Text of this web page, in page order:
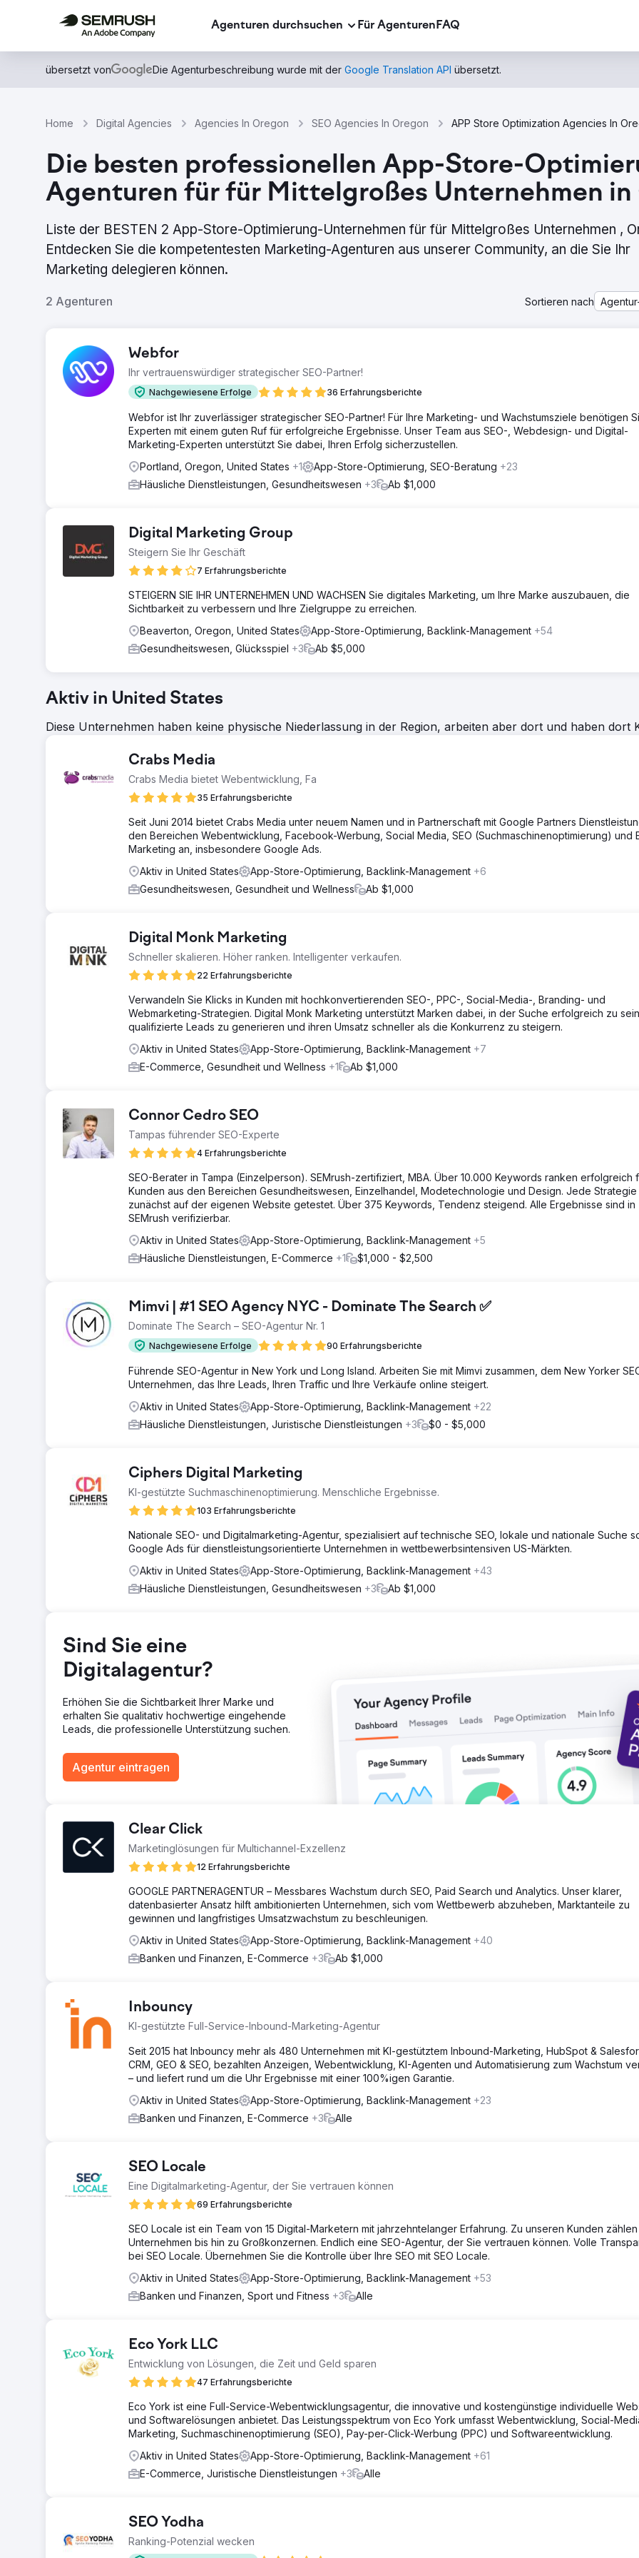
Agenturen durchsuchen Für Agenturen FAQ
übersetzt von Die Agenturbeschreibung wurde mit der Google Translation API übersetzt.
Home Digital Agencies Agencies In Oregon SEO Agencies In Oregon APP Store Optimization Agencies In
Die besten professionellen App-Store-
Agenturen für für Mittelgroßes Unternehmen in
Liste der BESTEN 2 App-Store-Optimierung-Unternehmen für für Mittelgroßes Unternehmen ,
Entdecken Sie die kompetentesten Marketing-Agenturen aus unserer Community, an die Sie Ihr
Marketing delegieren können.
2 Agenturen Sortieren nach
Webfor
Ihr vertrauenswürdiger strategischer SEO-Partner!
Nachgewiesene Erfolge 36 Erfahrungsberichte
Webfor ist Ihr zuverlässiger strategischer SEO-Partner! Für Ihre Marketing- und Wachstumsziele benötigen
Experten mit einem guten Ruf für erfolgreiche Ergebnisse. Unser Team aus SEO-, Webdesign- und Digital-
Marketing-Experten unterstützt Sie dabei, Ihren Erfolg sicherzustellen.
Portland, Oregon, United States +1 App-Store-Optimierung, SEO-Beratung +23
Häusliche Dienstleistungen, Gesundheitswesen +3 Ab $1,000
Digital Marketing Group
Steigern Sie Ihr Geschäft
7 Erfahrungsberichte
STEIGERN SIE IHR UNTERNEHMEN UND WACHSEN Sie digitales Marketing, um Ihre Marke auszubauen, die
Sichtbarkeit zu verbessern und Ihre Zielgruppe zu erreichen.
Beaverton, Oregon, United States
App-Store-Optimierung, Backlink-Management +54
Gesundheitswesen, Glücksspiel +3 Ab $5,000
Aktiv in United States
Diese Unternehmen haben keine physische Niederlassung in der Region, arbeiten aber dort und haben dort
Crabs Media
Crabs Media bietet Webentwicklung, Fa
35 Erfahrungsberichte
Seit Juni 2014 bietet Crabs Media unter neuem Namen und in Partnerschaft mit Google Partners
den Bereichen Webentwicklung, Facebook-Werbung, Social Media, SEO (Suchmaschinenoptimierung) und
Marketing an, insbesondere Google Ads.
Aktiv in United States
App-Store-Optimierung, Backlink-Management +6
Gesundheitswesen, Gesundheit und Wellness
Ab $1,000
Digital Monk Marketing
Schneller skalieren. Höher ranken. Intelligenter verkaufen.
22 Erfahrungsberichte
Verwandeln Sie Klicks in Kunden mit hochkonvertierenden SEO-, PPC-, Social-Media-, Branding- und
Webmarketing-Strategien. Digital Monk Marketing unterstützt Marken dabei, in der Suche erfolgreich zu
qualifizierte Leads zu generieren und ihren Umsatz schneller als die Konkurrenz zu steigern.
Aktiv in United States
App-Store-Optimierung, Backlink-Management +7
E-Commerce, Gesundheit und Wellness +1 Ab $1,000
Connor Cedro SEO
Tampas führender SEO-Experte
4 Erfahrungsberichte
SEO-Berater in Tampa (Einzelperson). SEMrush-zertifiziert, MBA. Über 10.000 Keywords ranken erfolgreich
Kunden aus den Bereichen Gesundheitswesen, Einzelhandel, Modetechnologie und Design. Jede
zunächst auf der eigenen Website getestet. Über 375 Keywords, Tendenz steigend. Alle Ergebnisse sind in
SEMrush verifizierbar.
Aktiv in United States
App-Store-Optimierung, Backlink-Management +5
Häusliche Dienstleistungen, E-Commerce +1 $1,000 - $2,500
Mimvi | #1 SEO Agency NYC - Dominate The Search ✅
Dominate The Search – SEO-Agentur Nr. 1
Nachgewiesene Erfolge 90 Erfahrungsberichte
Führende SEO-Agentur in New York und Long Island. Arbeiten Sie mit Mimvi zusammen, dem New Yorker
Unternehmen, das Ihre Leads, Ihren Traffic und Ihre Verkäufe online steigert.
Aktiv in United States
App-Store-Optimierung, Backlink-Management +22
Häusliche Dienstleistungen, Juristische Dienstleistungen +3 $0 - $5,000
Ciphers Digital Marketing
KI-gestützte Suchmaschinenoptimierung. Menschliche Ergebnisse.
103 Erfahrungsberichte
Nationale SEO- und Digitalmarketing-Agentur, spezialisiert auf technische SEO, lokale und nationale Suche
Google Ads für dienstleistungsorientierte Unternehmen in wettbewerbsintensiven US-Märkten.
Aktiv in United States
App-Store-Optimierung, Backlink-Management +43
Häusliche Dienstleistungen, Gesundheitswesen +3 Ab $1,000
Sind Sie eine
Digitalagentur?
Erhöhen Sie die Sichtbarkeit Ihrer Marke und
erhalten Sie qualitativ hochwertige eingehende
Leads, die professionelle Unterstützung suchen.
Agentur eintragen
Clear Click
Marketinglösungen für Multichannel-Exzellenz
12 Erfahrungsberichte
GOOGLE PARTNERAGENTUR – Messbares Wachstum durch SEO, Paid Search und Analytics. Unser klarer,
datenbasierter Ansatz hilft ambitionierten Unternehmen, sich vom Wettbewerb abzuheben, Marktanteile zu
gewinnen und langfristiges Umsatzwachstum zu beschleunigen.
Aktiv in United States
App-Store-Optimierung, Backlink-Management +40
Banken und Finanzen, E-Commerce +3 Ab $1,000
Inbouncy
KI-gestützte Full-Service-Inbound-Marketing-Agentur
Seit 2015 hat Inbouncy mehr als 480 Unternehmen mit KI-gestütztem Inbound-Marketing, HubSpot &
CRM, GEO & SEO, bezahlten Anzeigen, Webentwicklung, KI-Agenten und Automatisierung zum Wachstum
– und liefert rund um die Uhr Ergebnisse mit einer 100%igen Garantie.
Aktiv in United States
App-Store-Optimierung, Backlink-Management +23
Banken und Finanzen, E-Commerce +3 Alle
SEO Locale
Eine Digitalmarketing-Agentur, der Sie vertrauen können
69 Erfahrungsberichte
SEO Locale ist ein Team von 15 Digital-Marketern mit jahrzehntelanger Erfahrung. Zu unseren Kunden
Unternehmen bis hin zu Großkonzernen. Endlich eine SEO-Agentur, der Sie vertrauen können. Volle
bei SEO Locale. Übernehmen Sie die Kontrolle über Ihre SEO mit SEO Locale.
Aktiv in United States
App-Store-Optimierung, Backlink-Management +53
Banken und Finanzen, Sport und Fitness +3 Alle
Eco York LLC
Entwicklung von Lösungen, die Zeit und Geld sparen
47 Erfahrungsberichte
Eco York ist eine Full-Service-Webentwicklungsagentur, die innovative und kostengünstige individuelle
und Softwarelösungen anbietet. Das Leistungsspektrum von Eco York umfasst Webentwicklung, Social-
Marketing, Suchmaschinenoptimierung (SEO), Pay-per-Click-Werbung (PPC) und Softwareentwicklung.
Aktiv in United States
App-Store-Optimierung, Backlink-Management +61
E-Commerce, Juristische Dienstleistungen +3 Alle
SEO Yodha
Ranking-Potenzial wecken